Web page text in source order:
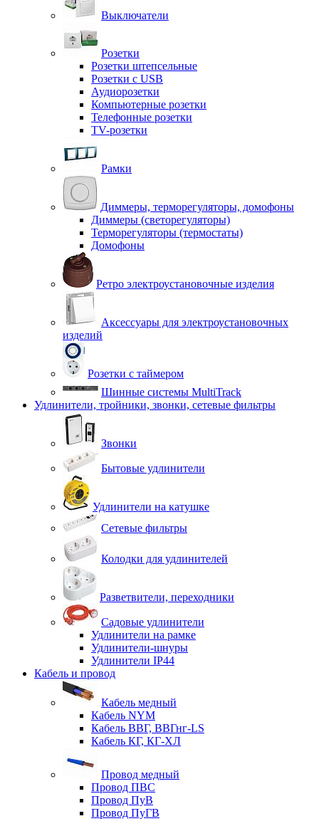
Выключатели
Розетки
Розетки штепсельные
Розетки с USB
Аудиорозетки
Компьютерные розетки
Телефонные розетки
TV-розетки
Рамки
Диммеры, терморегуляторы, домофоны
Диммеры (светорегуляторы)
Терморегуляторы (термостаты)
Домофоны
Ретро электроустановочные изделия
Аксессуары для электроустановочных
изделий
Розетки с таймером
Шинные системы MultiTrack
Удлинители, тройники, звонки, сетевые фильтры
Звонки
Бытовые удлинители
Удлинители на катушке
Сетевые фильтры
Колодки для удлинителей
Разветвители, переходники
Садовые удлинители
Удлинители на рамке
Удлинители-шнуры
Удлинители IP44
Кабель и провод
Кабель медный
Кабель NYM
Кабель ВВГ, ВВГнг-LS
Кабель КГ, КГ-ХЛ
Провод медный
Провод ПВС
Провод ПуВ
Провод ПуГВ